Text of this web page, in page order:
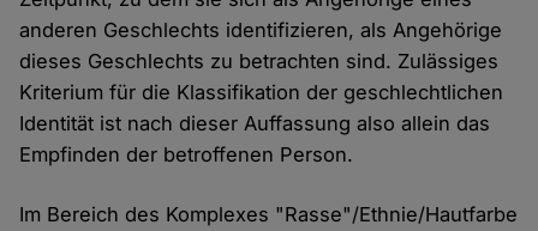
anderen Geschlechts identifizieren, als Angehörige
dieses Geschlechts zu betrachten sind. Zulässiges
Kriterium für die Klassifikation der geschlechtlichen
Identität ist nach dieser Auffassung also allein das
Empfinden der betroffenen Person.
Im Bereich des Komplexes "Rasse"/Ethnie/Hautfarbe